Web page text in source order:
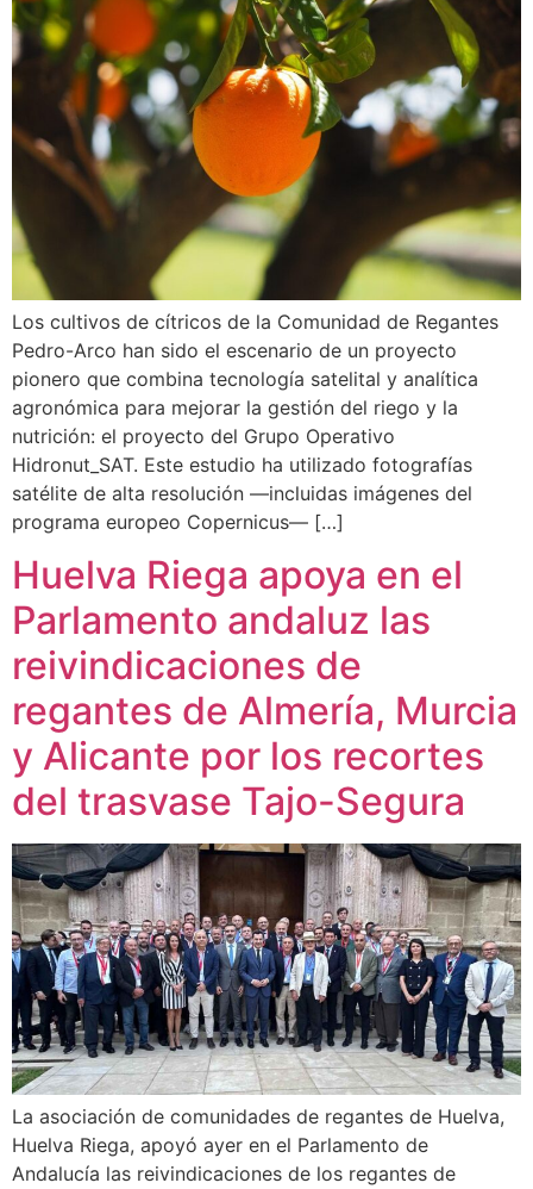
Los cultivos de cítricos de la Comunidad de Regantes
Pedro-Arco han sido el escenario de un proyecto
pionero que combina tecnología satelital y analítica
agronómica para mejorar la gestión del riego y la
nutrición: el proyecto del Grupo Operativo
Hidronut_SAT. Este estudio ha utilizado fotografías
satélite de alta resolución —incluidas imágenes del
programa europeo Copernicus— […]
Huelva Riega apoya en el
Parlamento andaluz las
reivindicaciones de
regantes de Almería, Murcia
y Alicante por los recortes
del trasvase Tajo-Segura
La asociación de comunidades de regantes de Huelva,
Huelva Riega, apoyó ayer en el Parlamento de
Andalucía las reivindicaciones de los regantes de